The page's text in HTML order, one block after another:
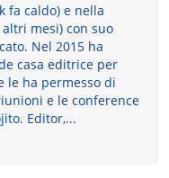
fa caldo) e nella
mesi) con suo
Nel 2015 ha
casa editrice per
le ha permesso di
e le conference
Editor,...